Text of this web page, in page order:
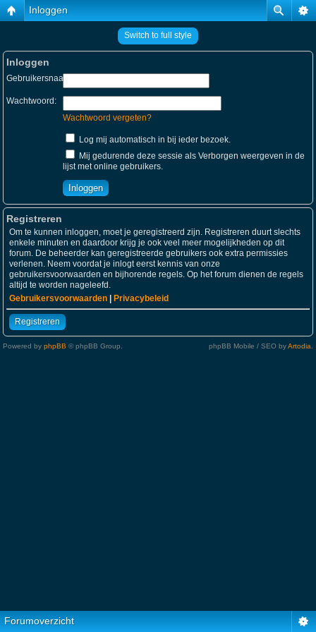
Inloggen
Switch to full style
Inloggen
Gebruikersnaam:
Wachtwoord:
Wachtwoord vergeten?
Log mij automatisch in bij ieder bezoek.
Mij gedurende deze sessie als Verborgen weergeven in de
lijst met online gebruikers.
Registreren
Om te kunnen inloggen, moet je geregistreerd zijn. Registreren duurt slechts
enkele minuten en daardoor krijg je ook veel meer mogelijkheden op dit
forum. De beheerder kan geregistreerde gebruikers ook extra permissies
verlenen. Neem voordat je inlogt eerst kennis van onze
gebruikersvoorwaarden en bijhorende regels. Op het forum dienen de regels
altijd te worden nageleefd.
Gebruikersvoorwaarden
Privacybeleid
Registreren
Powered by phpBB © phpBB Group. phpBB Mobile / SEO byArtodia
Forumoverzicht